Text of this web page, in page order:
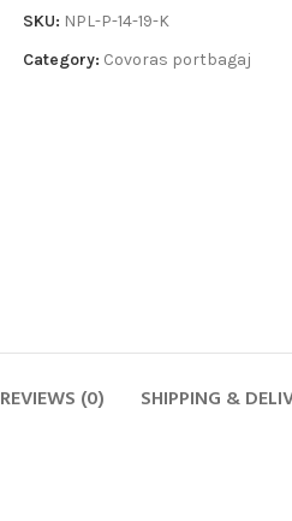
SKU: NPL-P-14-19-K
Category: Covoras portbagaj
REVIEWS (0) SHIPPING &